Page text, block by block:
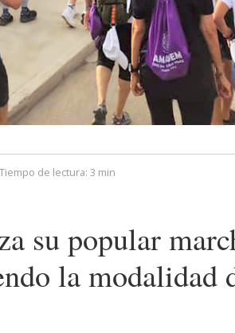
Tiempo de lectura: 3 min
su popular
la modalidad